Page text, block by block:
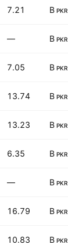
PKR
7.21
PKR
—
PKR
7.05
PKR
13.74
PKR
13.23
PKR
6.35
PKR
—
PKR
16.79
PKR
10.83